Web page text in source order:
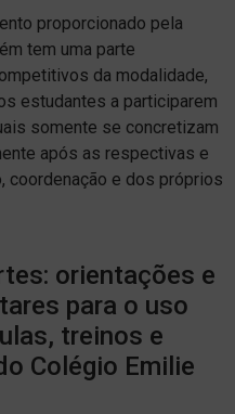
proporcionado pela
tem uma parte
da modalidade,
estudantes a participarem
somente se concretizam
após as respectivas e
coordenação e dos próprios
orientações e
para o uso
treinos e
Colégio Emilie